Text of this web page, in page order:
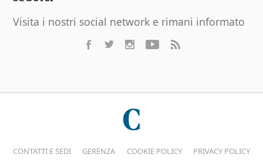
Visita i nostri social network e rimani informato
CONTATTI E SEDI GERENZA COOKIE POLICY
PRIVACY POLICY